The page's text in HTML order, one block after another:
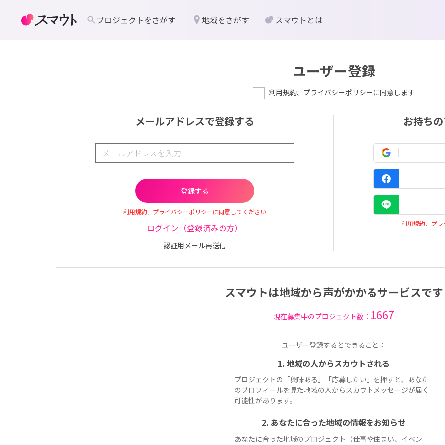
ユーザー登録
利用規約、 プライバシーポリシーに同意します
メールアドレスで登録する
利用規約、プライバシーポリシーに同意してください
ログイン（登録済みの方）
認証用メール再送信
お持ち
利用規約、プ
スマウトは地域から声がかかるサービスです
現在募集中のプロジェクト数： 1667
ユーザー登録するとできること：
1. 地域の人からスカウトされる
プロジェクトの「興味ある」「応募したい」を押すと、あなた
のプロフィールを見た地域の人からスカウトメッセージが届く
可能性があります。
2. あなたに合った地域の情報をお知らせ
あなたに合った地域のプロジェクト（仕事や住まい、イベン
プロジェクトをさがす 地域をさがす スマウトとは